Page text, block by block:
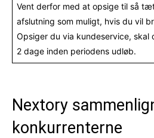
Vent derfor med at opsige til så
afslutning som muligt, hvis du vil
Opsiger du via kundeservice, skal
2 dage inden periodens udløb.
Nextory
konkurrenterne